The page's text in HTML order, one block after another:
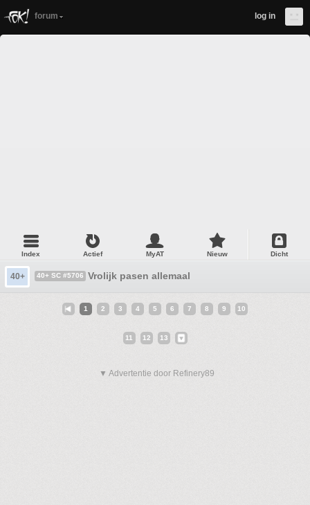
forum log in
Index Actief MyAT Nieuw Dicht
40+ 40+ SC #5706 Vrolijk pasen allemaal
1 2 3 4 5 6 7 8 9 10
11 12 13
▼ Advertentie door Refinery89